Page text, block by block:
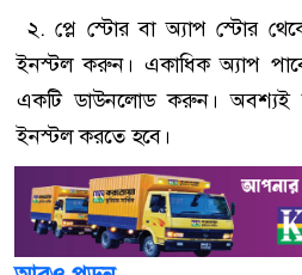
২. প্লে স্টোর বা অ্যাপ স্টোর
ইনস্টল করুন। একাধিক অ্যাপ
একটি ডাউনলোড করুন। অবশ্যই
ইনস্টল করতে হবে।